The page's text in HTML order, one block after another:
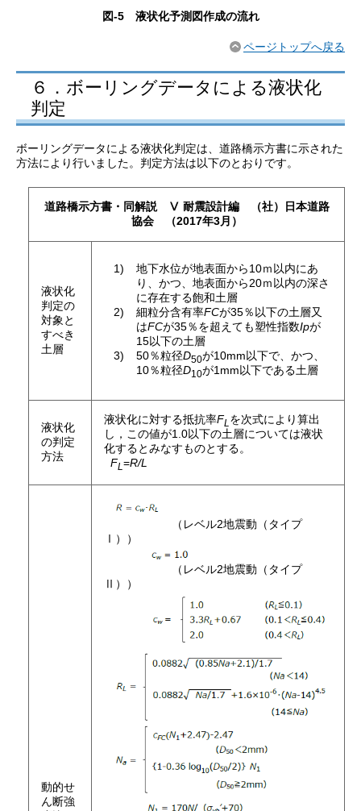
図-5 液状化予測図作成の流れ
ページトップへ戻る
６．ボーリングデータによる液状化
判定
ボーリングデータによる液状化判定は、道路橋示方書に示された
方法により行いました。判定方法は以下のとおりです。
道路橋示方書・同解説 Ⅴ 耐震設計編 （社）日本道路
協会 （2017年3月）
液状化
判定の
対象と
すべき
土層
地下水位が地表面から10ｍ以内にあ
り、かつ、地表面から20ｍ以内の深さ
に存在する飽和土層
細粒分含有率FCが35％以下の土層又
はFCが35％を超えても塑性指数Ipが
15以下の土層
50％粒径D50が10mm以下で、かつ、
10％粒径D10が1mm以下である土層
液状化
の判定
方法
液状化に対する抵抗率FL を次式により算出
し，この値が1.0以下の土層については液状
化するとみなすものとする。
FL =R/L
動的せ
ん断強
（レベル2地震動（タイプ
Ⅰ））
（レベル2地震動（タイプ
Ⅱ））